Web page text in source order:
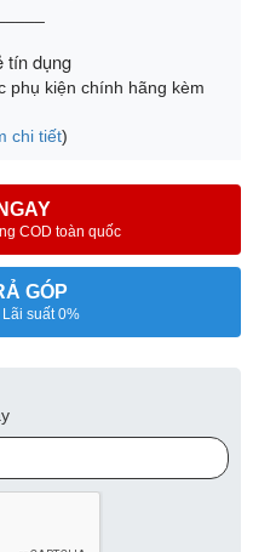
tín dụng
phụ kiện chính hãng kèm
chi tiết)
COD toàn quốc
GÓP
suất 0%